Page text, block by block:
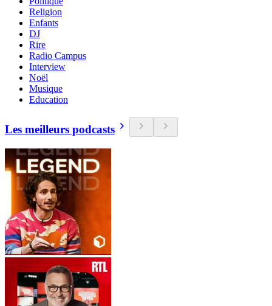
Religion
Enfants
DJ
Rire
Radio Campus
Interview
Noël
Musique
Education
Les meilleurs podcasts